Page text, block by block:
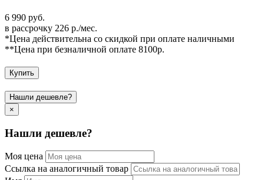
6 990 руб.
в рассрочку 226 р./мес.
*Цена действительна со скидкой при оплате наличными
**Цена при безналичной оплате 8100р.
Купить
Нашли дешевле?
×
Нашли дешевле?
Моя цена
Ссылка на аналогичный товар